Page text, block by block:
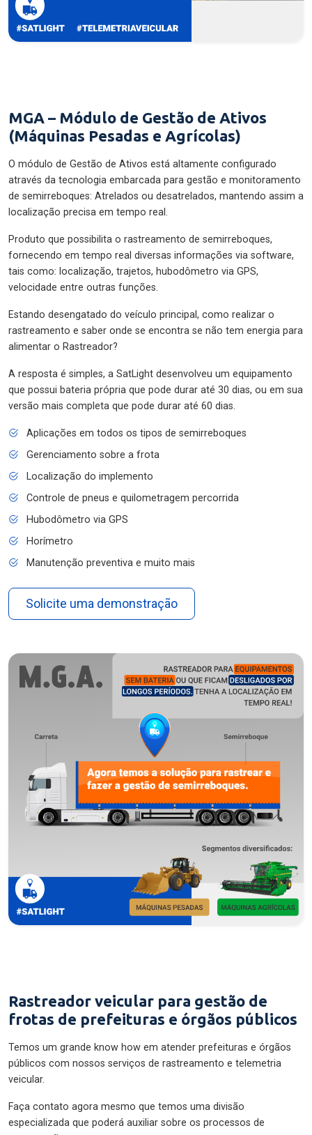
MGA – Módulo de Gestão de Ativos
(Máquinas Pesadas e Agrícolas)
O módulo de Gestão de Ativos está altamente configurado
através da tecnologia embarcada para gestão e monitoramento
de semirreboques: Atrelados ou desatrelados, mantendo assim a
localização precisa em tempo real.
Produto que possibilita o rastreamento de semirreboques,
fornecendo em tempo real diversas informações via software,
tais como: localização, trajetos, hubodômetro via GPS,
velocidade entre outras funções.
Estando desengatado do veículo principal, como realizar o
rastreamento e saber onde se encontra se não tem energia para
alimentar o Rastreador?
A resposta é simples, a SatLight desenvolveu um equipamento
que possui bateria própria que pode durar até 30 dias, ou em sua
versão mais completa que pode durar até 60 dias.
Aplicações em todos os tipos de semirreboques
Gerenciamento sobre a frota
Localização do implemento
Controle de pneus e quilometragem percorrida
Hubodômetro via GPS
Horímetro
Manutenção preventiva e muito mais
Solicite uma demonstração
Rastreador veicular para gestão de
frotas de prefeituras e órgãos públicos
Temos um grande know how em atender prefeituras e órgãos
públicos com nossos serviços de rastreamento e telemetria
veicular.
Faça contato agora mesmo que temos uma divisão
especializada que poderá auxiliar sobre os processos de